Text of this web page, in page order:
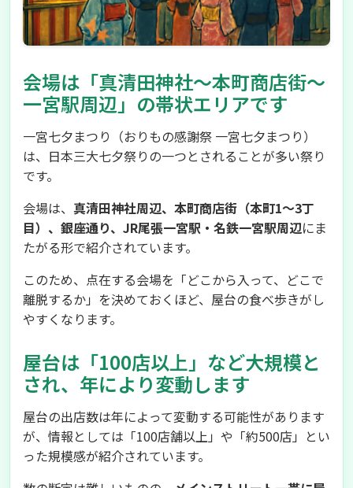
会場は「真清田神社〜本町商店街〜
一宮駅周辺」の帯状エリアです
一宮七夕まつり（おりもの感謝祭 一宮七夕まつり）
は、日本三大七夕祭りの一つとされることが多い祭り
です。
会場は、 真清田神社周辺、本町商店街（本町1〜3丁
目）、銀座通り、JR尾張一宮駅・名鉄一宮駅周辺にま
たがる形で紹介されています。
このため、点在する会場を「どこから入って、どこで
離脱するか」を決めておくほど、屋台の食べ歩きがし
やすくなります。
屋台は「100店以上」など大規模と
され、年により変動します
屋台の出店数は年によって変動する可能性があります
が、情報としては「100店舗以上」や「約500店」とい
った規模感が紹介されています。